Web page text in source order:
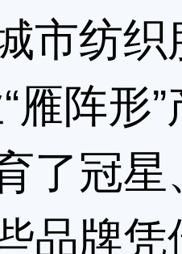
市纺
雁阵形
了冠
品牌